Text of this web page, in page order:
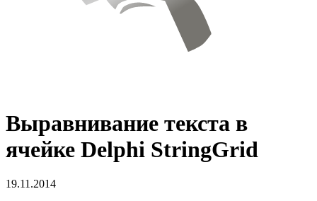
Выравнивание текста в
ячейке Delphi StringGrid
19.11.2014